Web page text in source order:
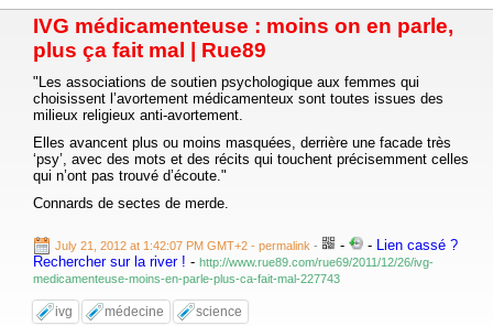
IVG médicamenteuse : moins on en parle,
plus ça fait mal | Rue89
"Les associations de soutien psychologique aux femmes qui
choisissent l’avortement médicamenteux sont toutes issues des
milieux religieux anti-avortement.
Elles avancent plus ou moins masquées, derrière une facade très
‘psy’, avec des mots et des récits qui touchent précisemment celles
qui n’ont pas trouvé d’écoute."
Connards de sectes de merde.
July 21, 2012 at 1:42:07 PM GMT+2 - permalink - - - Lien cassé ?
Rechercher sur la river ! - http://www.rue89.com/rue69/2011/12/26/ivg-
medicamenteuse-moins-en-parle-plus-ca-fait-mal-227743
ivg médecine science